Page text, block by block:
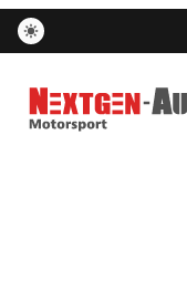
Nextgen-Auto.com